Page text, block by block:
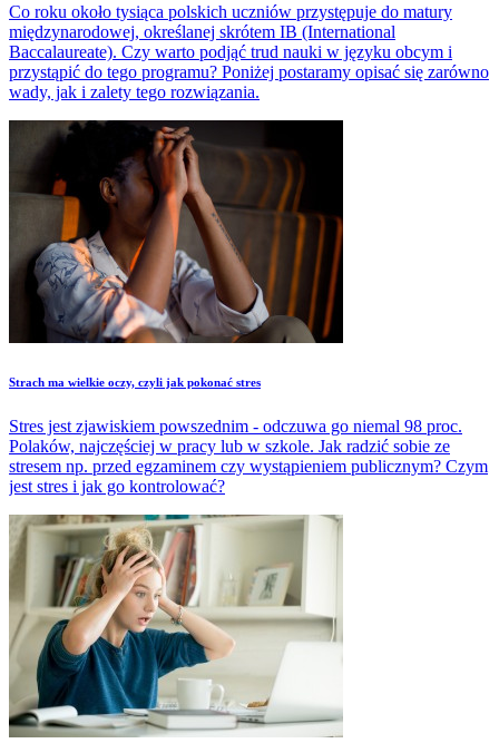
Co roku około tysiąca polskich uczniów przystępuje do matury
międzynarodowej, określanej skrótem IB (International
Baccalaureate). Czy warto podjąć trud nauki w języku obcym i
przystąpić do tego programu? Poniżej postaramy opisać się zarówno
wady, jak i zalety tego rozwiązania.
Strach ma wielkie oczy, czyli jak pokonać stres
Stres jest zjawiskiem powszednim - odczuwa go niemal 98 proc.
Polaków, najczęściej w pracy lub w szkole. Jak radzić sobie ze
stresem np. przed egzaminem czy wystąpieniem publicznym? Czym
jest stres i jak go kontrolować?